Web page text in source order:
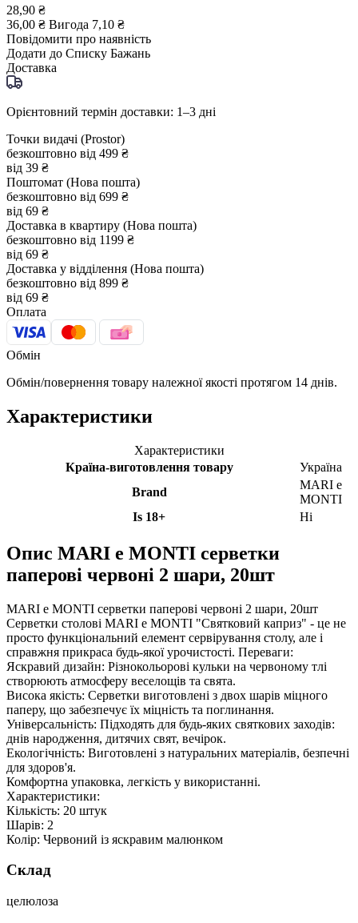
28,90 ₴
36,00 ₴ Вигода 7,10 ₴
Повідомити про наявність
Додати до Списку Бажань
Доставка
Орієнтовний термін доставки: 1–3 дні
Точки видачі (Prostor)
безкоштовно від 499 ₴
від 39 ₴
Поштомат (Нова пошта)
безкоштовно від 699 ₴
від 69 ₴
Доставка в квартиру (Нова пошта)
безкоштовно від 1199 ₴
від 69 ₴
Доставка у відділення (Нова пошта)
безкоштовно від 899 ₴
від 69 ₴
Оплата
Обмін
Обмін/повернення товару належної якості протягом 14 днів.
Характеристики
Характеристики
Країна-виготовлення товару
Україна
Brand
MARI e
MONTI
Is 18+
Ні
Опис MARI e MONTI серветки
паперові червоні 2 шари, 20шт
MARI e MONTI серветки паперові червоні 2 шари, 20шт
Серветки столові MARI e MONTI "Святковий каприз" - це не
просто функціональний елемент сервірування столу, але і
справжня прикраса будь-якої урочистості. Переваги:
Яскравий дизайн: Різнокольорові кульки на червоному тлі
створюють атмосферу веселощів та свята.
Висока якість: Серветки виготовлені з двох шарів міцного
паперу, що забезпечує їх міцність та поглинання.
Універсальність: Підходять для будь-яких святкових заходів:
днів народження, дитячих свят, вечірок.
Екологічність: Виготовлені з натуральних матеріалів, безпечні
для здоров'я.
Комфортна упаковка, легкість у використанні.
Характеристики:
Кількість: 20 штук
Шарів: 2
Колір: Червоний із яскравим малюнком
Склад
целюлоза